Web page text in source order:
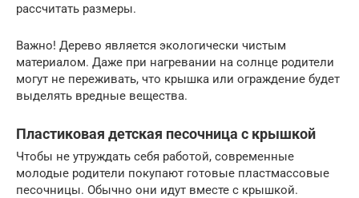
рассчитать размеры.
Важно! Дерево является экологически чистым
материалом. Даже при нагревании на солнце родители
могут не переживать, что крышка или ограждение будет
выделять вредные вещества.
Пластиковая детская песочница с крышкой
Чтобы не утруждать себя работой, современные
молодые родители покупают готовые пластмассовые
песочницы. Обычно они идут вместе с крышкой.